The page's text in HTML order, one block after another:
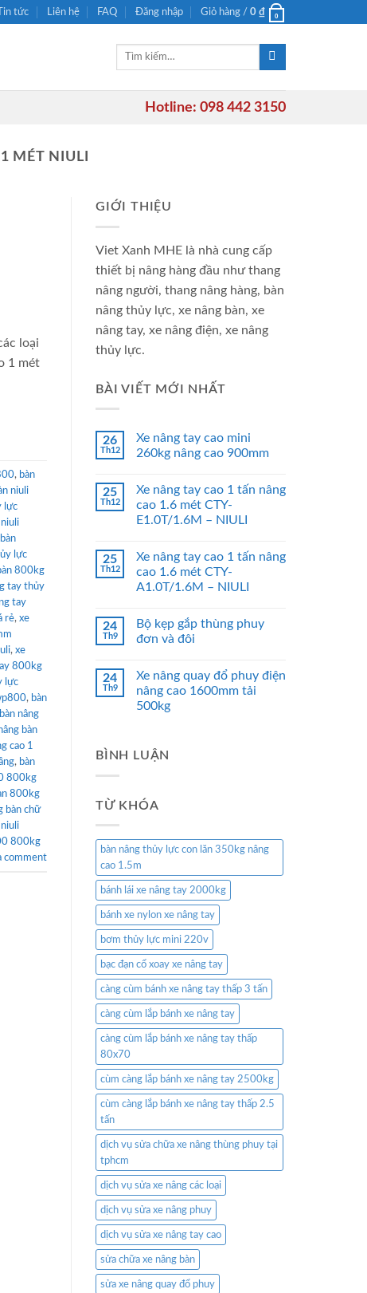
Tin tức Liên hệ FAQ Đăng nhập Giỏ hàng / 0 ₫ 0
Tìm
Hotline: 098 442 3150
MÉT NIULI
loại
1 mét
, bàn
niuli
lực
niuli
lực
800kg
tay thủy
tay
rẻ, xe
, xe
800kg
lực
, bàn
bàn nâng
bàn
cao 1
, bàn
800kg
800kg
bàn chữ
niuli
800kg
comment
GIỚI THIỆU
Viet Xanh MHE là nhà cung cấp
thiết bị nâng hàng đầu như thang
nâng người, thang nâng hàng, bàn
nâng thủy lực, xe nâng bàn, xe
nâng tay, xe nâng điện, xe nâng
thủy lực.
BÀI VIẾT MỚI NHẤT
26
Th12
Xe nâng tay cao mini
260kg nâng cao 900mm
25
Th12
Xe nâng tay cao 1 tấn nâng
cao 1.6 mét CTY-
E1.0T/1.6M – NIULI
25
Th12
Xe nâng tay cao 1 tấn nâng
cao 1.6 mét CTY-
A1.0T/1.6M – NIULI
24
Th9
Bộ kẹp gắp thùng phuy
đơn và đôi
24
Th9
Xe nâng quay đổ phuy điện
nâng cao 1600mm tải
500kg
BÌNH LUẬN
TỪ KHÓA
bàn nâng thủy lực con lăn 350kg nâng
cao 1.5m
bánh lái xe nâng tay 2000kg
bánh xe nylon xe nâng tay
bơm thủy lực mini 220v
bạc đạn cổ xoay xe nâng tay
càng cùm bánh xe nâng tay thấp 3 tấn
càng cùm lắp bánh xe nâng tay
càng cùm lắp bánh xe nâng tay thấp
80x70
cùm càng lắp bánh xe nâng tay 2500kg
cùm càng lắp bánh xe nâng tay thấp 2.5
tấn
dịch vụ sửa chữa xe nâng thùng phuy tại
tphcm
dịch vụ sửa xe nâng các loại
dịch vụ sửa xe nâng phuy
dịch vụ sửa xe nâng tay cao
sửa chữa xe nâng bàn
sửa xe nâng quay đổ phuy